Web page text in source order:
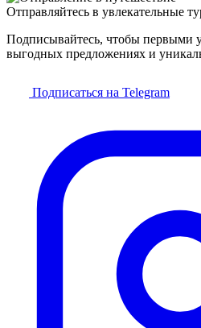
Отправляйтесь в увлекательные
Подписывайтесь, чтобы первыми
выгодных предложениях и
Подписаться на Telegram